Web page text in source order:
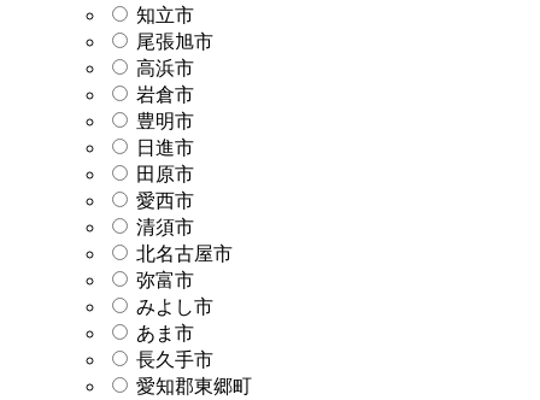
知立市
尾張旭市
高浜市
岩倉市
豊明市
日進市
田原市
愛西市
清須市
北名古屋市
弥富市
みよし市
あま市
長久手市
愛知郡東郷町